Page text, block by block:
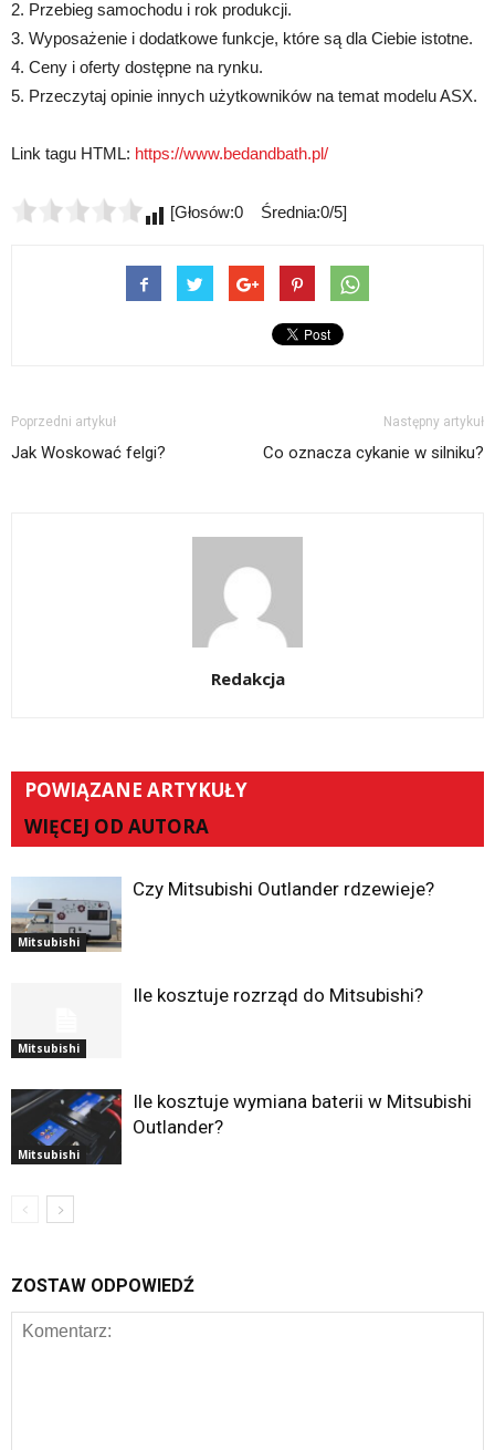
2. Przebieg samochodu i rok produkcji.
3. Wyposażenie i dodatkowe funkcje, które są dla Ciebie istotne.
4. Ceny i oferty dostępne na rynku.
5. Przeczytaj opinie innych użytkowników na temat modelu ASX.
Link tagu HTML: https://www.bedandbath.pl/
[Głosów:0 Średnia:0/5]
Poprzedni artykuł
Jak Woskować felgi?
Następny artykuł
Co oznacza cykanie w silniku?
Redakcja
POWIĄZANE ARTYKUŁY
WIĘCEJ OD AUTORA
Mitsubishi
Czy Mitsubishi Outlander rdzewieje?
Mitsubishi
Ile kosztuje rozrząd do Mitsubishi?
Mitsubishi
Ile kosztuje wymiana baterii w Mitsubishi
Outlander?
ZOSTAW ODPOWIEDŹ